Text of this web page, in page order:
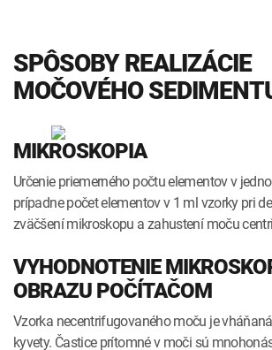
SPÔSOBY REALIZÁCIE
MOČOVÉHO
MIKROSKOPIA
Určenie priemerného počtu elementov v
prípadne počet elementov v 1 ml vzorky pri
zväčšení mikroskopu a zahustení moču
VYHODNOTENIE
OBRAZU POČÍTAČOM
Vzorka necentrifugovaného moču je
kyvety. Častice prítomné v moči sú